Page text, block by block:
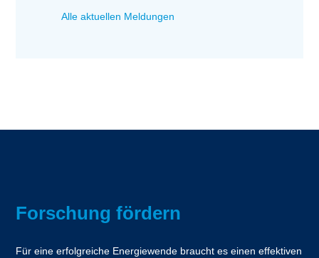
Alle aktuellen Meldungen
Forschung fördern
Für eine erfolgreiche Energiewende braucht es einen effektiven